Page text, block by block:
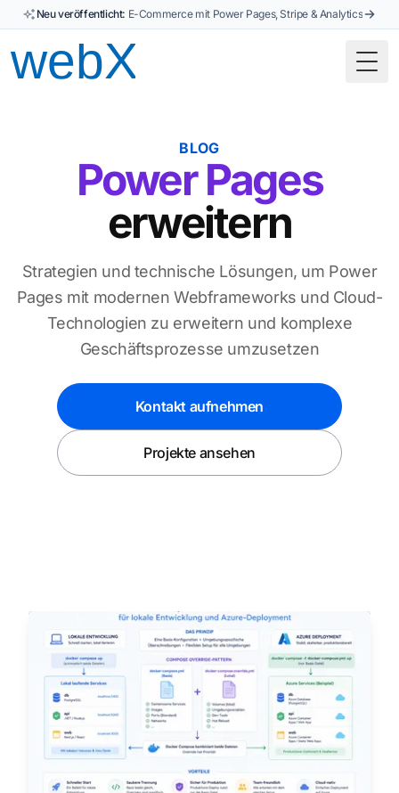
Neu veröffentlicht: E-Commerce mit Power Pages, Stripe & Analytics
BLOG
Power Pages
erweitern
Strategien und technische Lösungen, um Power
Pages mit modernen Webframeworks und Cloud-
Technologien zu erweitern und komplexe
Geschäftsprozesse umzusetzen
Kontakt aufnehmen
Projekte ansehen